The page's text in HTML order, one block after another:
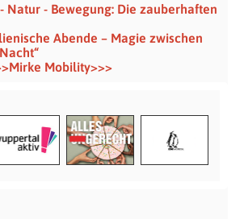
Natur - Bewegung: Die zauberhaften
Abende – Magie zwischen
Mobility>>>